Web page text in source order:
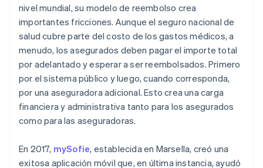
nivel mundial, su modelo de reembolso crea
importantes fricciones. Aunque el seguro nacional de
salud cubre parte del costo de los gastos médicos, a
menudo, los asegurados deben pagar el importe total
por adelantado y esperar a ser reembolsados. Primero
por el sistema público y luego, cuando corresponda,
por una aseguradora adicional. Esto crea una carga
financiera y administrativa tanto para los asegurados
como para las aseguradoras.
En 2017, mySofie, establecida en Marsella, creó una
exitosa aplicación móvil que, en última instancia, ayudó